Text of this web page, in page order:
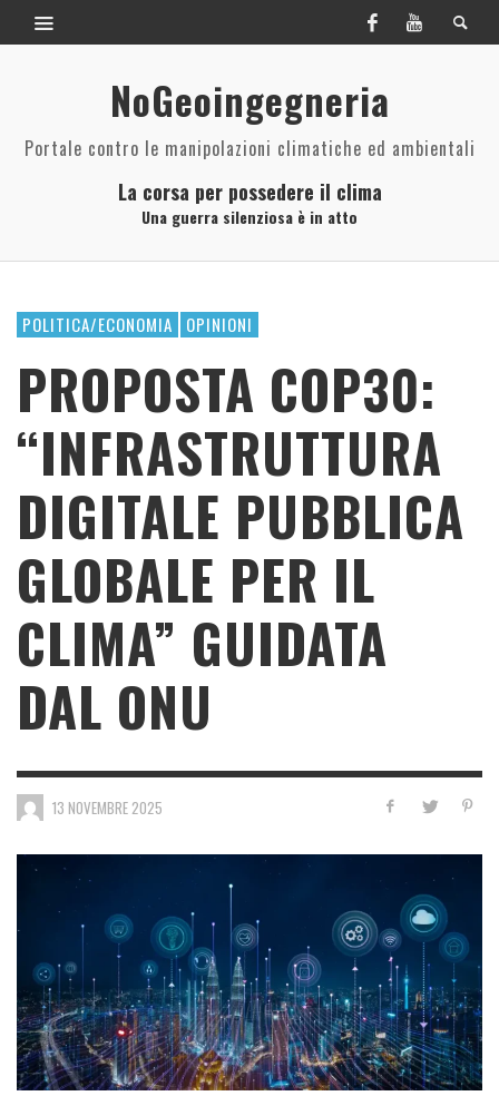
NoGeoingegneria
Portale contro le manipolazioni climatiche ed ambientali
La corsa per possedere il clima
Una guerra silenziosa è in atto
POLITICA/ECONOMIA OPINIONI
PROPOSTA COP30:
“INFRASTRUTTURA
DIGITALE PUBBLICA
GLOBALE PER IL
CLIMA” GUIDATA
DAL ONU
13 NOVEMBRE 2025